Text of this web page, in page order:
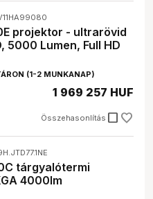
projektor - ultrarövid
5000 Lumen, Full HD
(1-2 MUNKANAP)
Összehasonlítás check_box_outline_blank
1 969 257 HUF
tárgyalótermi
4000lm